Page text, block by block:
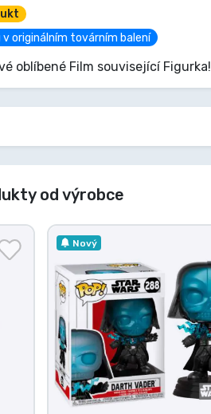
originálním továrním balení
oblíbené Film související Figurka!
od výrobce
Nový